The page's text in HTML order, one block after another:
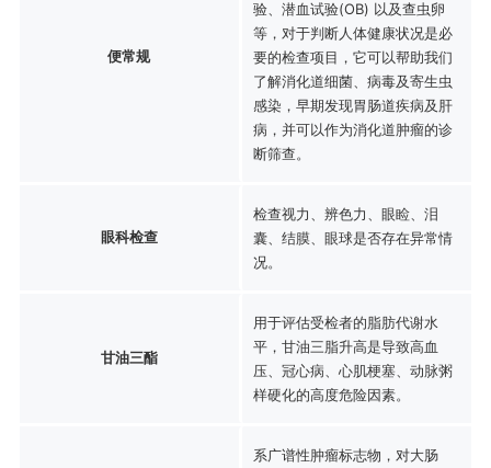
便常规
验、潜血试验(OB) 以及查虫卵
等，对于判断人体健康状况是必
要的检查项目，它可以帮助我们
了解消化道细菌、病毒及寄生虫
感染，早期发现胃肠道疾病及肝
病，并可以作为消化道肿瘤的诊
断筛查。
眼科检查
检查视力、辨色力、眼睑、泪
囊、结膜、眼球是否存在异常情
况。
甘油三酯
用于评估受检者的脂肪代谢水
平，甘油三脂升高是导致高血
压、冠心病、心肌梗塞、动脉粥
样硬化的高度危险因素。
系广谱性肿瘤标志物，对大肠